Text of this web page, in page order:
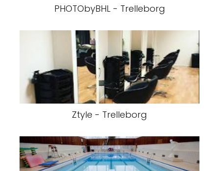
PHOTObyBHL - Trelleborg
Ztyle - Trelleborg